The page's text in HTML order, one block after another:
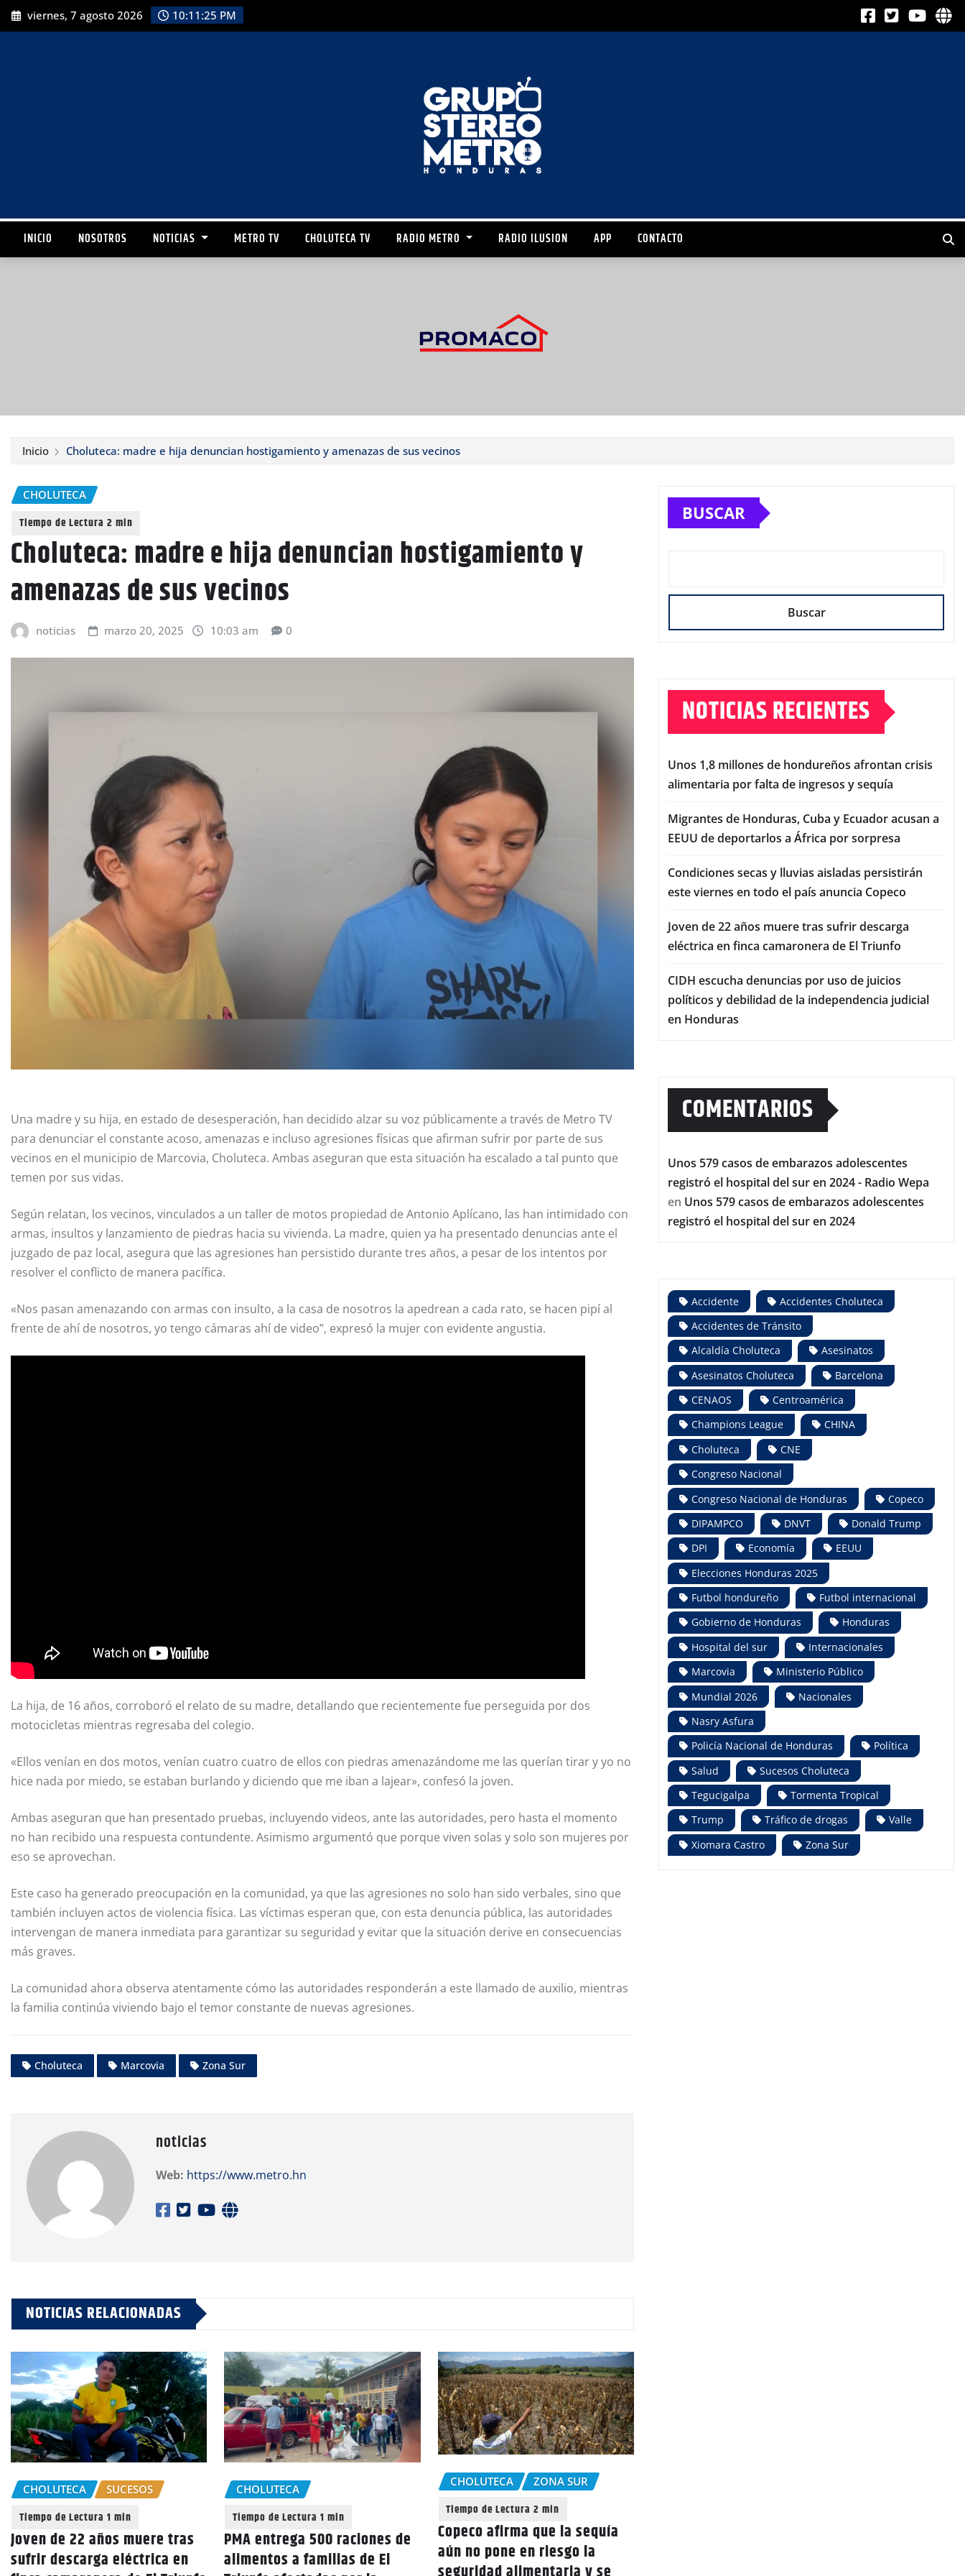
viernes, 7 agosto 2026 10:11:26 PM
INICIO NOSOTROS NOTICIAS METRO TV CHOLUTECA TV RADIO METRO RADIO ILUSION APP CONTACTO
Inicio Choluteca: madre e hija denuncian hostigamiento y amenazas de sus vecinos
CHOLUTECA
Choluteca: madre e hija denuncian hostigamiento y
amenazas de sus vecinos
noticias marzo 20, 2025 10:03 am 0
Una madre y su hija, en estado de desesperación, han decidido alzar su voz públicamente a través de Metro TV
para denunciar el constante acoso, amenazas e incluso agresiones físicas que afirman sufrir por parte de sus
vecinos en el municipio de Marcovia, Choluteca. Ambas aseguran que esta situación ha escalado a tal punto que
temen por sus vidas.
Según relatan, los vecinos, vinculados a un taller de motos propiedad de Antonio Aplícano, las han intimidado con
armas, insultos y lanzamiento de piedras hacia su vivienda. La madre, quien ya ha presentado denuncias ante el
juzgado de paz local, asegura que las agresiones han persistido durante tres años, a pesar de los intentos por
resolver el conflicto de manera pacífica.
«Nos pasan amenazando con armas con insulto, a la casa de nosotros la apedrean a cada rato, se hacen pipí al
frente de ahí de nosotros, yo tengo cámaras ahí de video”, expresó la mujer con evidente angustia.
La hija, de 16 años, corroboró el relato de su madre, detallando que recientemente fue perseguida por dos
motocicletas mientras regresaba del colegio.
«Ellos venían en dos motos, venían cuatro cuatro de ellos con piedras amenazándome me las querían tirar y yo no
hice nada por miedo, se estaban burlando y diciendo que me iban a lajear», confesó la joven.
Ambas aseguran que han presentado pruebas, incluyendo videos, ante las autoridades, pero hasta el momento
no han recibido una respuesta contundente. Asimismo argumentó que porque viven solas y solo son mujeres por
eso se aprovechan.
Este caso ha generado preocupación en la comunidad, ya que las agresiones no solo han sido verbales, sino que
también incluyen actos de violencia física. Las víctimas esperan que, con esta denuncia pública, las autoridades
intervengan de manera inmediata para garantizar su seguridad y evitar que la situación derive en consecuencias
más graves.
La comunidad ahora observa atentamente cómo las autoridades responderán a este llamado de auxilio, mientras
la familia continúa viviendo bajo el temor constante de nuevas agresiones.
Choluteca Marcovia Zona Sur
noticias
Web: https://www.metro.hn
NOTICIAS RELACIONADAS
CHOLUTECA SUCESOS
Joven de 22 años muere tras
sufrir descarga eléctrica en
CHOLUTECA
PMA entrega 500 raciones de
alimentos a familias de El
CHOLUTECA ZONA SUR
Copeco afirma que la sequía
aún no pone en riesgo la
BUSCAR
Buscar
NOTICIAS RECIENTES
Unos 1,8 millones de hondureños afrontan crisis
alimentaria por falta de ingresos y sequía
Migrantes de Honduras, Cuba y Ecuador acusan a
EEUU de deportarlos a África por sorpresa
Condiciones secas y lluvias aisladas persistirán
este viernes en todo el país anuncia Copeco
Joven de 22 años muere tras sufrir descarga
eléctrica en finca camaronera de El Triunfo
CIDH escucha denuncias por uso de juicios
políticos y debilidad de la independencia judicial
en Honduras
COMENTARIOS
Unos 579 casos de embarazos adolescentes
registró el hospital del sur en 2024 - Radio Wepa
en Unos 579 casos de embarazos adolescentes
registró el hospital del sur en 2024
Accidente
Accidentes Choluteca
Accidentes de Tránsito
Alcaldía Choluteca
Asesinatos
Asesinatos Choluteca
Barcelona
CENAOS
Centroamérica
Champions League
CHINA
Choluteca
CNE
Congreso Nacional
Congreso Nacional de Honduras
Copeco
DIPAMPCO
DNVT
Donald Trump
DPI
Economía
EEUU
Elecciones Honduras 2025
Futbol hondureño
Futbol internacional
Gobierno de Honduras
Honduras
Hospital del sur
Internacionales
Marcovia
Ministerio Público
Mundial 2026
Nacionales
Nasry Asfura
Policía Nacional de Honduras
Política
Salud
Sucesos Choluteca
Tegucigalpa
Tormenta Tropical
Trump
Tráfico de drogas
Valle
Xiomara Castro
Zona Sur